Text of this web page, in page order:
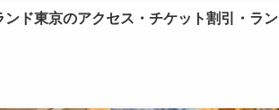
ンド東京のアクセス・チケット割引・ラン